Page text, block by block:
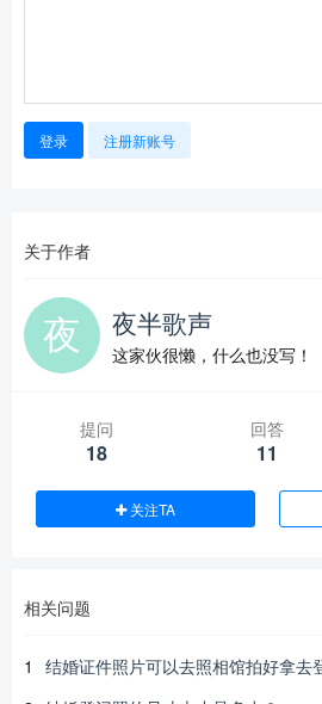
登录 注册新账号
关于作者
夜半歌声
这家伙很懒，什么也没写！
提问
18
回答
11
关注TA
相关问题
1
结婚证件照片可以去照相馆拍好拿去